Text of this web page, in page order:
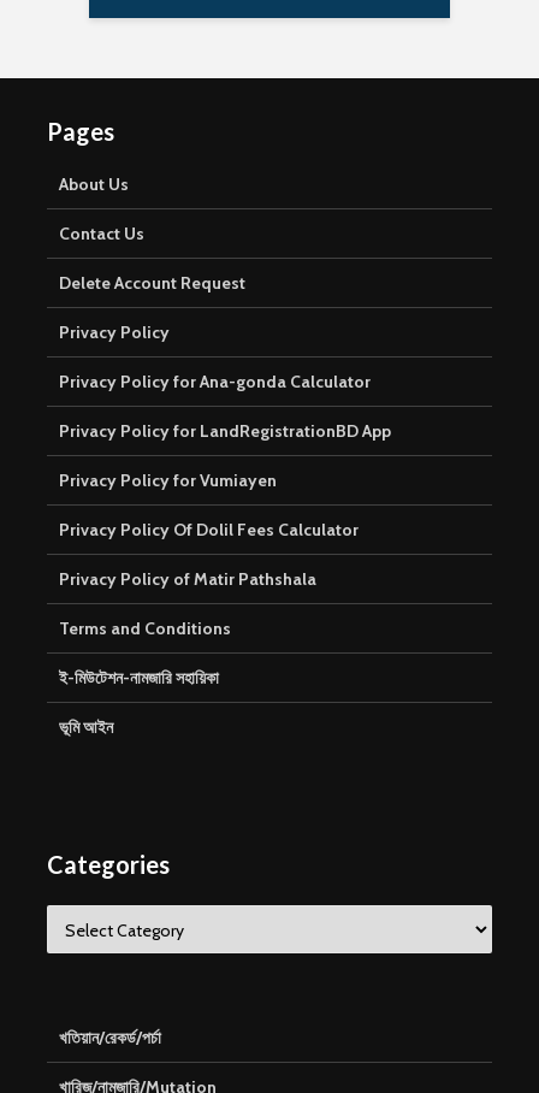
Pages
About Us
Contact Us
Delete Account Request
Privacy Policy
Privacy Policy for Ana-gonda Calculator
Privacy Policy for LandRegistrationBD App
Privacy Policy for Vumiayen
Privacy Policy Of Dolil Fees Calculator
Privacy Policy of Matir Pathshala
Terms and Conditions
ই-মিউটেশন-নামজারি সহায়িকা
ভূমি আইন
Categories
খতিয়ান/রেকর্ড/পর্চা
খারিজ/নামজারি/Mutation